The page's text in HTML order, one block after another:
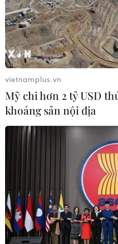
Thủ tướng Anh
đổi các bộ trưởng
10/06/2017 00:11
Ngày 9/6, Thủ tướng Anh
đổi vị trí các bộ trưởng hàng
vietnamplus.vn
Mỹ chi hơn 2 tỷ USD
khoáng sản nội địa